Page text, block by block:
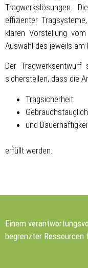
Tragwerkslösungen.
effizienter
klaren Vorstellung
Auswahl des jeweils
Der
sicherstellen, dass die
Tragsicherheit
und
erfüllt werden.
Einem
begrenz­ter